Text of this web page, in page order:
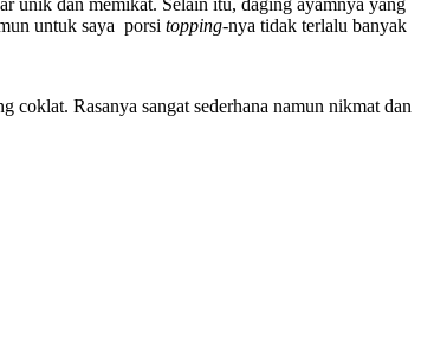
unik dan memikat. Selain itu, daging ayamnya yang
untuk saya porsi topping-nya tidak terlalu banyak
coklat. Rasanya sangat sederhana namun nikmat dan